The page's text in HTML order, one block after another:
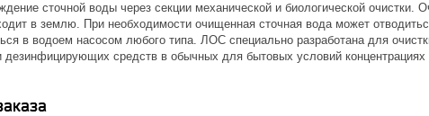
сточной воды через секции механической и биологической
в землю. При необходимости очищенная сточная вода может
в водоем насосом любого типа. ЛОС специально разработана для
средств в обычных для бытовых условий концентрациях